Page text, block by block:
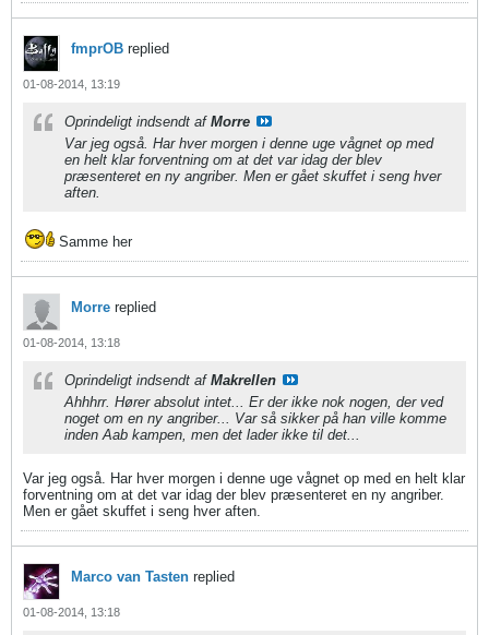
fmprOB replied
01-08-2014, 13:19
Oprindeligt indsendt af Morre
Var jeg også. Har hver morgen i denne uge vågnet op med
en helt klar forventning om at det var idag der blev
præsenteret en ny angriber. Men er gået skuffet i seng hver
aften.
Samme her
Morre replied
01-08-2014, 13:18
Oprindeligt indsendt af Makrellen
Ahhhrr. Hører absolut intet... Er der ikke nok nogen, der ved
noget om en ny angriber... Var så sikker på han ville komme
inden Aab kampen, men det lader ikke til det...
Var jeg også. Har hver morgen i denne uge vågnet op med en helt klar
forventning om at det var idag der blev præsenteret en ny angriber.
Men er gået skuffet i seng hver aften.
Marco van Tasten replied
01-08-2014, 13:18